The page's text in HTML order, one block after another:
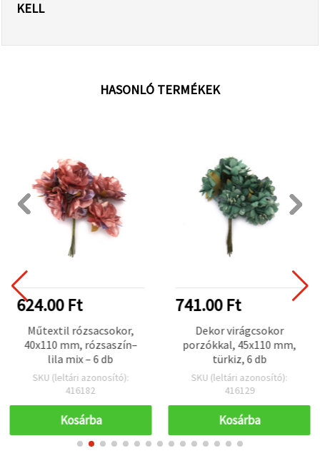
KELL
HASONLÓ TERMÉKEK
624.00 Ft
Műtextil rózsacsokor,
40x110 mm, rózsaszín–
lila mix – 6 db
SKU (leltári azonosító):
416182
Kosárba
741.00 Ft
Dekor virágcsokor
porzókkal, 45x110 mm,
türkiz, 6 db
SKU (leltári azonosító):
416129
Kosárba